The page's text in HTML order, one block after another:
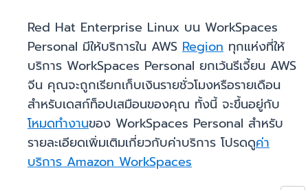
Red Hat Enterprise Linux บน WorkSpaces
Personal มีให้บริการใน AWS Region ทุกแห่งที่ให้
บริการ WorkSpaces Personal ยกเว้นรีเจี้ยน AWS
จีน คุณจะถูกเรียกเก็บเงินรายชั่วโมงหรือรายเดือน
สำหรับเดสก์ท็อปเสมือนของคุณ ทั้งนี้ จะขึ้นอยู่กับ
โหมดทำงานของ WorkSpaces Personal สำหรับ
รายละเอียดเพิ่มเติมเกี่ยวกับค่าบริการ โปรดดูค่า
บริการ Amazon WorkSpaces